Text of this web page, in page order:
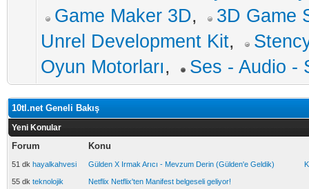
Game Maker 3D,
3D Game
Unrel Development Kit,
Oyun Motorları, Ses - Audio -
10tl.net Geneli Bakış
Yeni Konular
Forum Konu
51 dk hayalkahvesi Gülden X Irmak Arıcı - Mevzum Derin (Gülden'e Geldik)
55 dk teknolojik Netflix Netflix'ten Manifest belgeseli geliyor!